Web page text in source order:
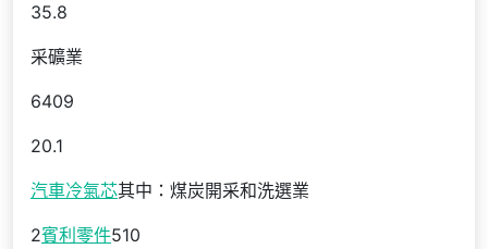
35.8
采礦業
6409
20.1
汽車冷氣芯其中：煤炭開采和洗選業
2賓利零件510